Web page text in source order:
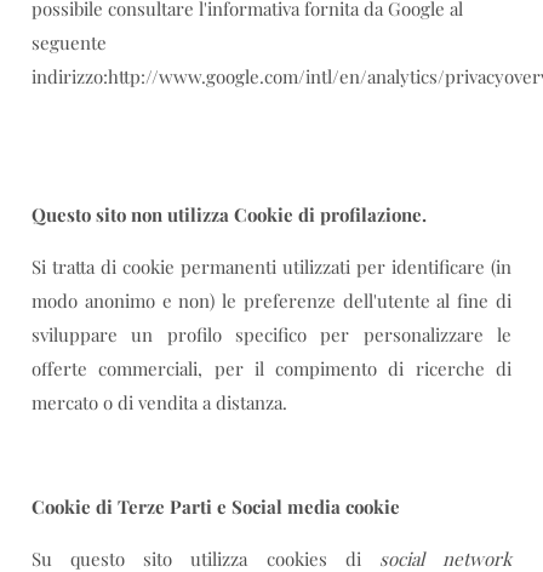
possibile consultare l'informativa fornita da Google al
seguente
indirizzo:http://www.google.com/intl/en/analytics/
Questo sito non utilizza Cookie di profilazione.
Si tratta di cookie permanenti utilizzati per identificare (in
modo anonimo e non) le preferenze dell'utente al fine di
sviluppare un profilo specifico per personalizzare le
offerte commerciali, per il compimento di ricerche di
mercato o di vendita a distanza.
Cookie di Terze Parti e Social media cookie
Su questo sito utilizza cookies di social network